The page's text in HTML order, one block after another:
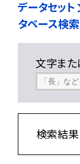
データセッ
タベース検索
文字また
検索結果